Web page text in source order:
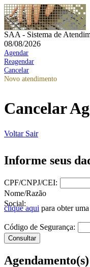
SAA - Sistema de
08/08/2026
Agendar
Reagendar
Cancelar
Novo atendimento
Cancelar
Voltar Sair
Informe seus
CPF/CNPJ/CEI:
Nome/Razão
Social:
clique aqui para obter
Código de Segurança:
Agendamento(s)